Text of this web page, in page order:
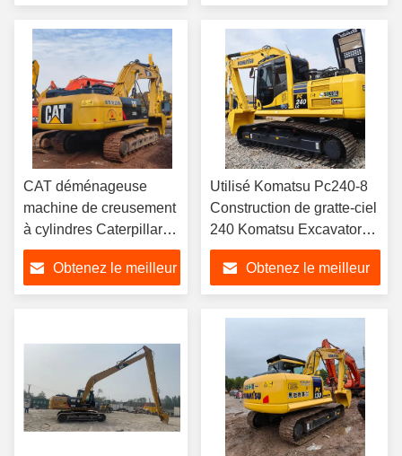
CAT déménageuse
machine de creusement
à cylindres Caterpillar
330D2L
Obtenez le meilleur
Utilisé Komatsu Pc240-8
Construction de gratte-ciel
240 Komatsu Excavators
utilisés 24 Tonnes
Obtenez le meilleur